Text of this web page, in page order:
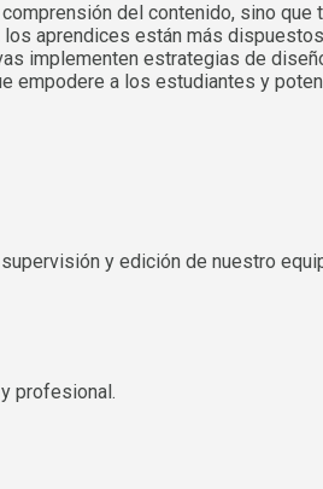
del contenido, sino
aprendices están más
implementen estrategias de
empodere a los estudiantes y
y edición de nuestro
profesional.